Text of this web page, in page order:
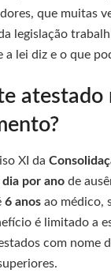
que muitas
legislação
a lei diz e o que
atestado
XI da
dia por ano de
6 anos ao médico,
é limitado a
com nome